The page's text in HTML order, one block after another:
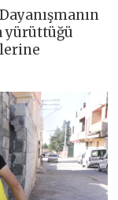
yürüttüğü